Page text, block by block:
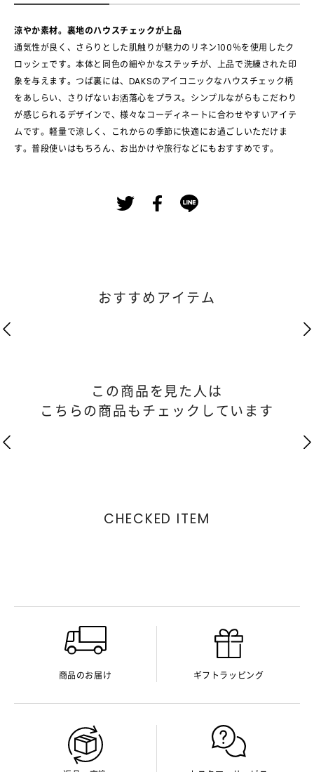
涼やか素材。裏地のハウスチェックが上品
通気性が良く、さらりとした肌触りが魅力のリネン100％を使用したク
ロッシェです。本体と同色の細やかなステッチが、上品で洗練された印
象を与えます。つば裏には、DAKSのアイコニックなハウスチェック柄
をあしらい、さりげないお洒落心をプラス。シンプルながらもこだわり
が感じられるデザインで、様々なコーディネートに合わせやすいアイテ
ムです。軽量で涼しく、これからの季節に快適にお過ごしいただけま
す。普段使いはもちろん、お出かけや旅行などにもおすすめです。
おすすめアイテム
この商品を見た人は
こちらの商品もチェックしています
CHECKED ITEM
商品のお届け ギフトラッピング